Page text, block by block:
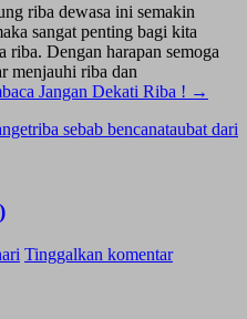
riba dewasa ini semakin
sangat penting bagi kita
riba. Dengan harapan semoga
menjauhi riba dan
Jangan Dekati Riba ! →
riba sebab bencanataubat dari
Tinggalkan komentar